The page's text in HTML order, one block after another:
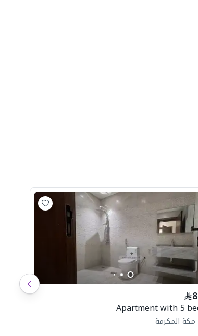
Apartment with 5
مكة المكرمة